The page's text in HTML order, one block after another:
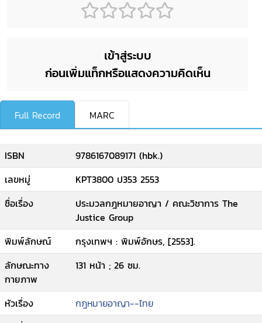
เข้าสู่ระบบ
ก่อนเพิ่มแท็กหรือแสดงความคิดเห็น
Full Record MARC
ISBN
9786167089171 (hbk.)
เลขหมู่
KPT3800 ป353 2553
ชื่อเรื่อง
ประมวลกฎหมายอาญา / คณะวิชาการ The
Justice Group
พิมพ์ลักษณ์
กรุงเทพฯ : พิมพ์อักษร, [2553].
ลักษณะทาง
กายภาพ
131 หน้า ; 26 ซม.
หัวเรื่อง
กฎหมายอาญา--ไทย